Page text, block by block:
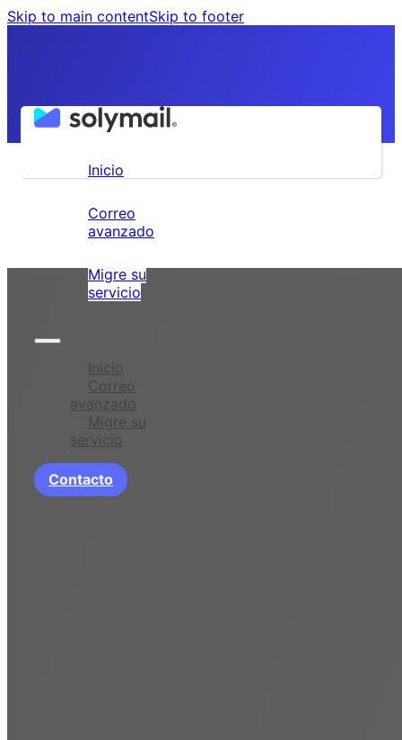
Skip to main contentSkip to footer
Inicio
Correo
avanzado
Migre su
servicio
Inicio
Correo
avanzado
Migre su
servicio
Contacto